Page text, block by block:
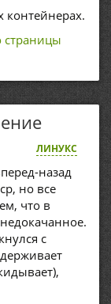
контейнерах.
страницы
ЛИНУКС
назад
но все
что в
с